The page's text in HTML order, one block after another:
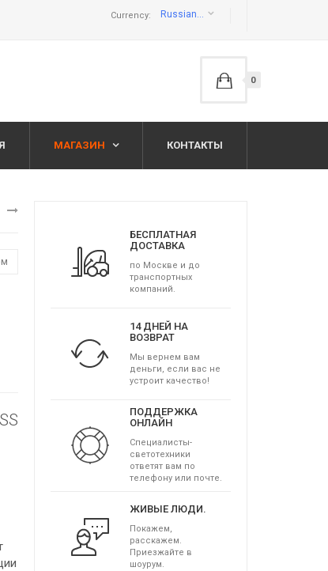
Currency: Russian ruble руб
0
МАГАЗИН КОНТАКТЫ
БЕСПЛАТНАЯ
ДОСТАВКА
по Москве и до
транспортных
компаний.
14 ДНЕЙ НА
ВОЗВРАТ
Мы вернем вам
деньги, если вас не
устроит качество!
ПОДДЕРЖКА
ОНЛАЙН
Специалисты-
светотехники
ответят вам по
телефону или почте.
ЖИВЫЕ ЛЮДИ.
Покажем,
расскажем.
Приезжайте в
шоурум.